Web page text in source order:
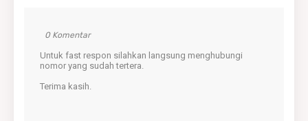
0 Komentar
Untuk fast respon silahkan langsung menghubungi
nomor yang sudah tertera.
Terima kasih.